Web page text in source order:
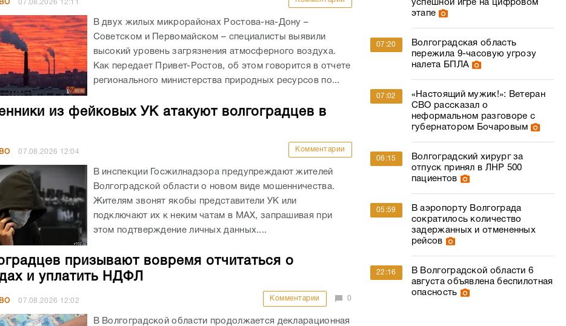
07.08.2026 12:11
В двух жилых микрорайонах Ростова-на-Дону –
Советском и Первомайском – специалисты выявили
высокий уровень загрязнения атмосферного воздуха.
Как передает Привет-Ростов, об этом говорится в отчете
регионального министерства природных ресурсов по...
из фейковых УК атакуют волгоградцев в
07.08.2026 12:04 Комментарии
В инспекции Госжилнадзора предупреждают жителей
Волгоградской области о новом виде мошенничества.
Жителям звонят якобы представители УК или
подключают их к неким чатам в МАХ, запрашивая при
этом подтверждение личных данных....
призывают вовремя отчитаться о
и уплатить НДФЛ
07.08.2026 12:02 Комментарии 0
В Волгоградской области продолжается декларационная
успешной игре на цифровом
этапе
07:20
Волгоградская область
пережила 9-часовую угрозу
налета БПЛА
07:02
«Настоящий мужик!»: Ветеран
СВО рассказал о
неформальном разговоре с
губернатором Бочаровым
06:15
Волгоградский хирург за
отпуск принял в ЛНР 500
пациентов
05:59
В аэропорту Волгограда
сократилось количество
задержанных и отмененных
рейсов
22:16
В Волгоградской области 6
августа объявлена беспилотная
опасность